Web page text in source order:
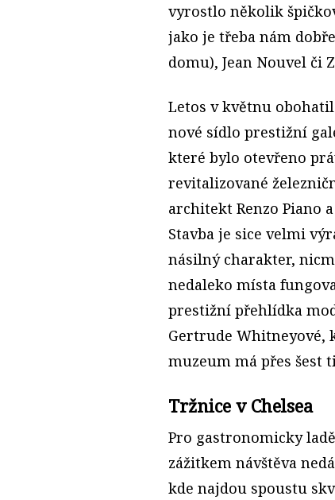
vyrostlo několik
jako je třeba nám
domu), Jean Nouvel či
Letos v květnu
nové sídlo prestižní
které bylo otevřeno
revitalizované
architekt Renzo Piano
Stavba je sice velmi
násilný charakter,
nedaleko místa
prestižní přehlídka
Gertrude Whitneyové,
muzeum má přes šest
Tržnice v Chelsea
Pro gastronomicky
zážitkem návštěva
kde najdou spoustu